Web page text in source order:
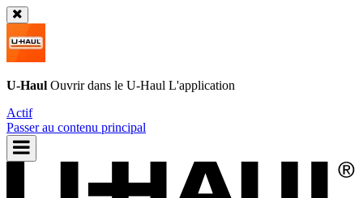
U-Haul Ouvrir dans le U-Haul L'application
Actif
Passer au contenu principal